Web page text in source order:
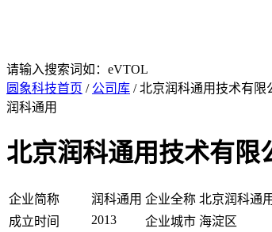
请输入搜索词如：eVTOL
圆象科技首页 / 公司库 / 北京润科通用技术有限
润科通用
北京润科通用技术有限
企业简称 润科通用 企业全称 北京润科通
成立时间
2013 企业城市 海淀区